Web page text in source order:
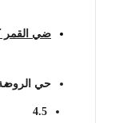
ضي القمر
حي الروضة
4.5